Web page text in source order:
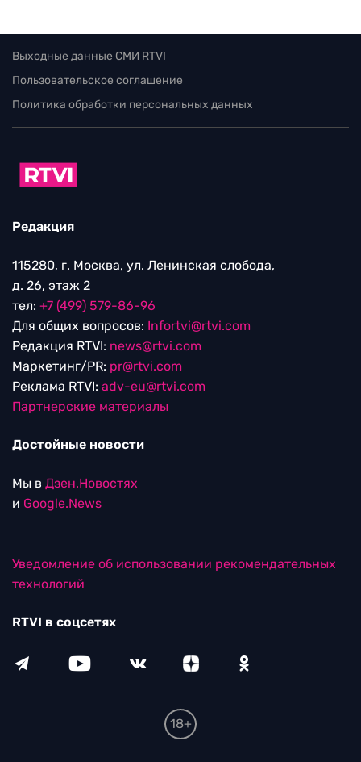
Выходные данные СМИ RTVI
Пользовательское соглашение
Политика обработки персональных данных
Редакция
115280, г. Москва, ул. Ленинская слобода,
д. 26, этаж 2
тел: +7 (499) 579-86-96
Для общих вопросов: Infortvi@rtvi.com
Редакция RTVI: news@rtvi.com
Маркетинг/PR: pr@rtvi.com
Реклама RTVI: adv-eu@rtvi.com
Партнерские материалы
Достойные новости
Мы в Дзен.Новостях
и Google.News
Уведомление об использовании рекомендательных
технологий
RTVI в соцсетях
18+